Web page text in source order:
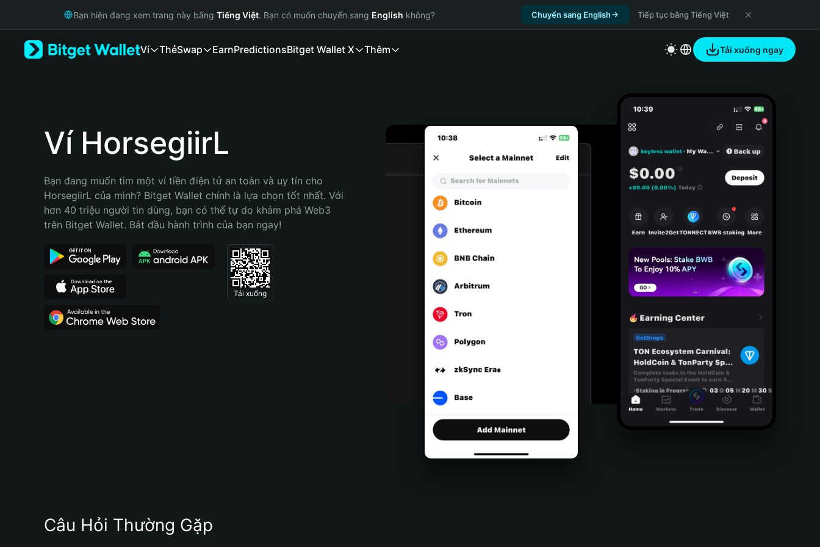
Русский
Bahasa Indonesia
Português (Brasil)
Bạn hiện đang xem trang này bằng Tiếng Việt. Bạn có muốn chuyển sang English không? Chuyển sang English Tiếp tục bằng Tiếng Việt
Ví ThẻSwap EarnPredictionsBitget Wallet X Thêm Tải xuống ngay
Ví HorsegiirL
Bạn đang muốn tìm một ví tiền điện tử an toàn và uy tín cho
HorsegiirL của mình? Bitget Wallet chính là lựa chọn tốt nhất. Với
hơn 40 triệu người tin dùng, bạn có thể tự do khám phá Web3
trên Bitget Wallet. Bắt đầu hành trình của bạn ngay!
Tải xuống
Câu Hỏi Thường Gặp